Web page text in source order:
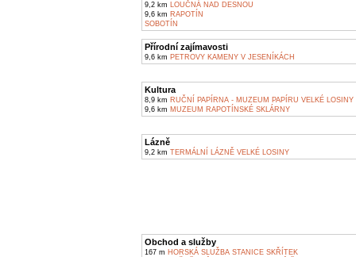
9,2 km LOUČNÁ NAD DESNOU
9,6 km RAPOTÍN
SOBOTÍN
Přírodní zajímavosti
9,6 km PETROVY KAMENY V JESENÍKÁCH
Kultura
8,9 km RUČNÍ PAPÍRNA - MUZEUM PAPÍRU VELKÉ LOSINY
9,6 km MUZEUM RAPOTÍNSKÉ SKLÁRNY
Lázně
9,2 km TERMÁLNÍ LÁZNĚ VELKÉ LOSINY
Obchod a služby
167 m HORSKÁ SLUŽBA STANICE SKŘÍTEK